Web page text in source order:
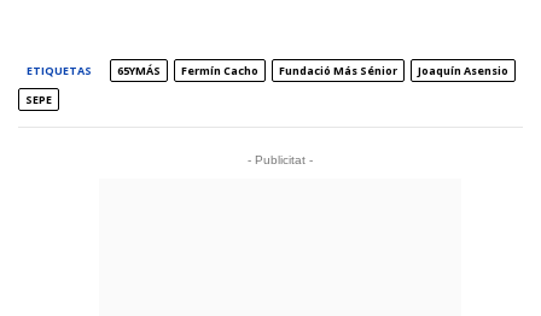
ETIQUETAS 65YMÁS Fermín Cacho Fundació Más Sénior
Joaquín Asensio
SEPE
- Publicitat -